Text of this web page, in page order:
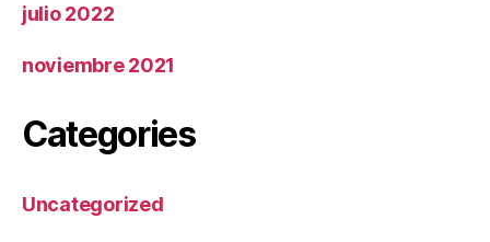
julio 2022
noviembre 2021
Categories
Uncategorized